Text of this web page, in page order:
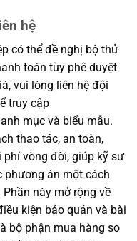
hệ
có thể đề nghị bộ thử
toán tùy phê duyệt
vui lòng liên hệ đội
truy cập
mục và biểu mẫu.
thao tác, an toàn,
vòng đời, giúp kỹ sư
phương án một cách
này mở rộng về
kiện bảo quản và bài
bộ phận mua hàng so